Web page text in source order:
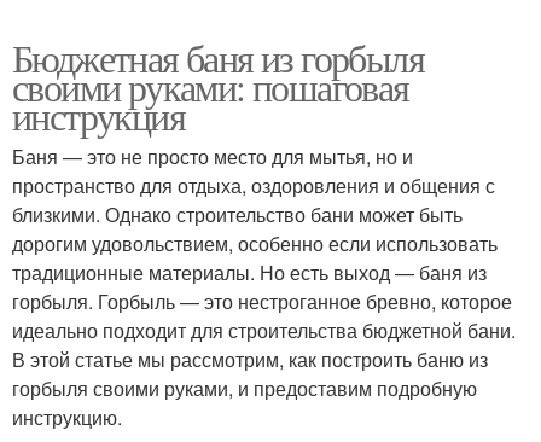
Бюджетная баня из горбыля
своими руками: пошаговая
инструкция
Баня — это не просто место для мытья, но и
пространство для отдыха, оздоровления и общения с
близкими. Однако строительство бани может быть
дорогим удовольствием, особенно если использовать
традиционные материалы. Но есть выход — баня из
горбыля. Горбыль — это нестроганное бревно, которое
идеально подходит для строительства бюджетной бани.
В этой статье мы рассмотрим, как построить баню из
горбыля своими руками, и предоставим подробную
инструкцию.